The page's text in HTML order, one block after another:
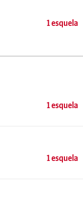
1 esquela
1 esquela
1 esquela